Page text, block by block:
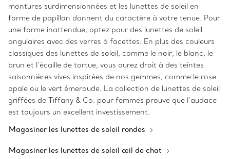
montures surdimensionnées et les lunettes de soleil en
forme de papillon donnent du caractère à votre tenue. Pour
une forme inattendue, optez pour des lunettes de soleil
angulaires avec des verres à facettes. En plus des couleurs
classiques des lunettes de soleil, comme le noir, le blanc, le
brun et l’écaille de tortue, vous aurez droit à des teintes
saisonnières vives inspirées de nos gemmes, comme le rose
opale ou le vert émeraude. La collection de lunettes de soleil
griffées de Tiffany & Co. pour femmes prouve que l’audace
est toujours un excellent investissement.
Magasiner les lunettes de soleil rondes
Magasiner les lunettes de soleil œil de chat